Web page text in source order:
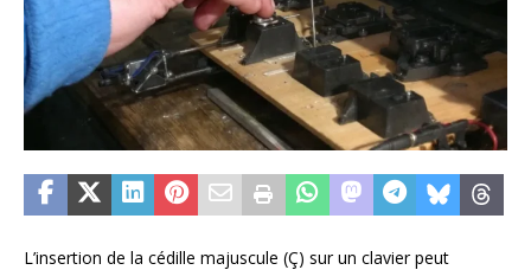
L’insertion de la cédille majuscule (Ç) sur un clavier peut